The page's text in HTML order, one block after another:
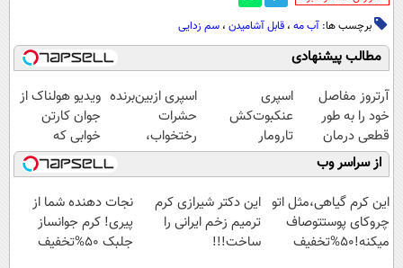
برچسب ها: آب مه ، قابل آشامیدن ، سم زدایی
مطالب پیشنهادی
آرتروز مفاصل
خود را به طور
قطعی درمان
کنید!
◗پرسش‌نامه◖
اسپری
عنکبوت‌‌کش
تارومار
ازبین‌برنده انواع
عنکبوت
اسپری ازبین‌برنده
حشرات
رختخواب،
مناسب برای
مقابله با انواع
ساس
ویدیو هولناک از
جوان کارتن
خوابی که
میلیاردر شد.
آموزش رایگان
از سراسر وب
این کرم گیاهی،مثل اتو
چروکای پوستتوصاف
میکنه!50%تخفیف
این دکتر شیرازی کرم
ترمیم زخم ایرانی را
ساخت!!!
نجات دهنده شما از
پیری! کرم جوانساز
جلبک 50%تخفیف